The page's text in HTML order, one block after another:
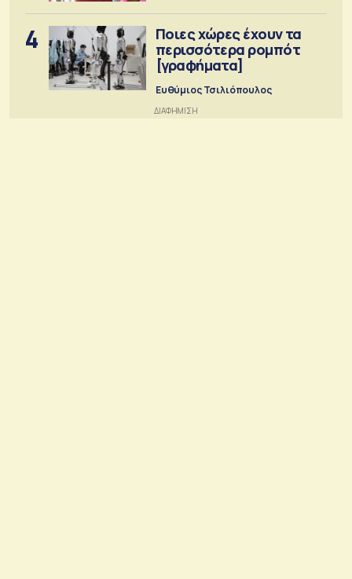
4
Ποιες χώρες έχουν τα
περισσότερα ρομπότ
[γραφήματα]
Ευθύμιος Τσιλιόπουλος